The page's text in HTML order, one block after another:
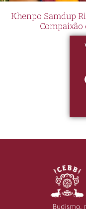
Khenpo Samdup
Compaixão